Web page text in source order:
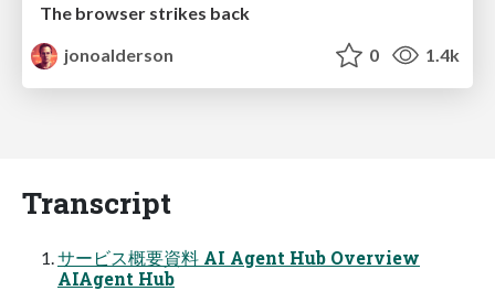
The browser strikes back
jonoalderson
0 1.4k
Transcript
サービス概要資料 AI Agent Hub Overview
AIAgent Hub